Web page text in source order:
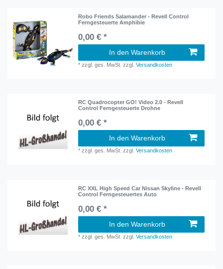
Robo Friends Salamander - Revell Control
Ferngesteuerte Amphibie
0,00 € *
In den Warenkorb
*zzgl. ges. MwSt. zzgl.Versandkosten
RC Quadrocopter GO! Video 2.0 - Revell
Control Ferngesteuerte Drohne
0,00 € *
In den Warenkorb
*zzgl. ges. MwSt. zzgl.Versandkosten
RC XXL High Speed Car Nissan Skyline - Revell
Control Ferngesteuertes Auto
0,00 € *
In den Warenkorb
*zzgl. ges. MwSt. zzgl.Versandkosten